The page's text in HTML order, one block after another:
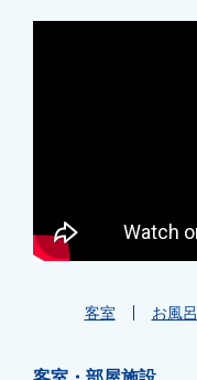
客室 お風呂